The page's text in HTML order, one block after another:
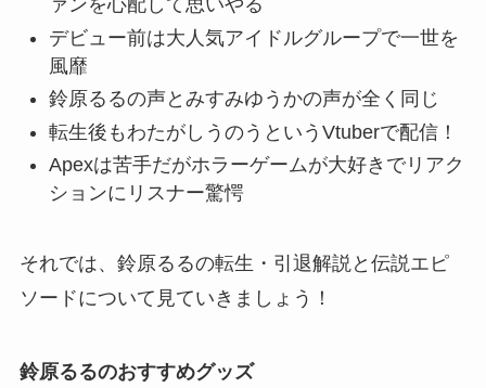
ァンを心配して思いやる
デビュー前は大人気アイドルグループで一世を
風靡
鈴原るるの声とみすみゆうかの声が全く同じ
転生後もわたがしうのうというVtuberで配信！
Apexは苦手だがホラーゲームが大好きでリアク
ションにリスナー驚愕
それでは、鈴原るるの転生・引退解説と伝説エピ
ソードについて見ていきましょう！
鈴原るるのおすすめグッズ